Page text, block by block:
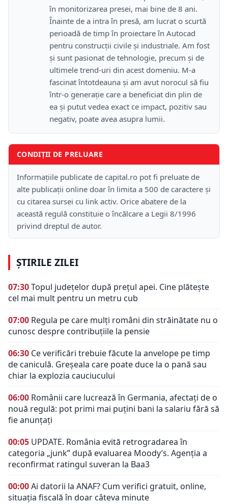
în monitorizarea presei, mai bine de 8 ani.
Înainte de a intra în presă, am lucrat o scurtă
perioadă de timp în proiectare în Autocad
pentru construcții civile și industriale. Am fost
și sunt pasionat de tehnologie, precum și de
ultimele trend-uri din acest domeniu. M-a
fascinat întotdeauna și am avut norocul să fiu
într-o generație care a beneficiat din plin de
ea și putut vedea exact ce impact, pozitiv sau
negativ, poate avea asupra lumii.
CONDIȚII DE PRELUARE
Informațiile publicate de capital.ro pot fi preluate de
alte publicații online doar în limita a 500 de caractere și
cu citarea sursei cu link activ. Orice abatere de la
această regulă constituie o încălcare a Legii 8/1996
privind dreptul de autor.
ȘTIRILE ZILEI
07:30Topul județelor după prețul apei. Cine plătește
cel mai mult pentru un metru cub
07:00 Regula pe care mulți români din străinătate nu o
cunosc despre contribuțiile la pensie
06:30 Ce verificări trebuie făcute la anvelope pe timp
de caniculă. Greșeala care poate duce la o pană sau
chiar la explozia cauciucului
06:00 Românii care lucrează în Germania, afectați de o
nouă regulă: pot primi mai puțini bani la salariu fără să
fie anunțați
00:05 UPDATE. România evită retrogradarea în
categoria „junk” după evaluarea Moody’s. Agenția a
reconfirmat ratingul suveran la Baa3
00:00Ai datorii la ANAF? Cum verifici gratuit, online,
situația fiscală în doar câteva minute